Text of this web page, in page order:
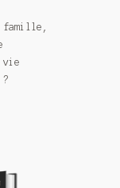
famille,
vie